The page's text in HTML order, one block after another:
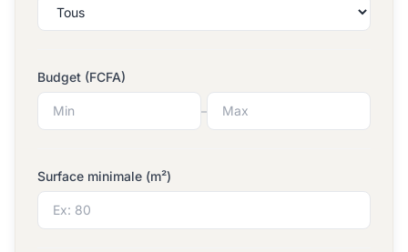
Budget (FCFA)
–
Surface minimale (m²)